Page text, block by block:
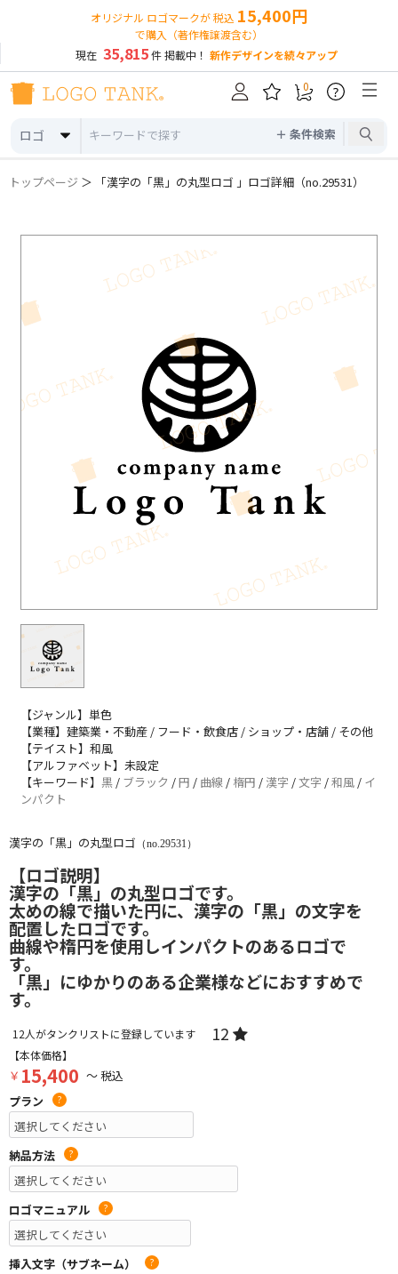
オリジナル ロゴマークが 税込 15,400円
で購入（著作権譲渡含む）
現在 35,815件 掲載中！ 新作デザインを続々アップ
ロゴ ＋ 条件検索
0 ?
トップページ ＞ 「漢字の「黒」の丸型ロゴ 」ロゴ詳細（no.29531）
【ジャンル】単色
【業種】建築業・不動産 / フード・飲食店 / ショップ・店舗 / その他
【テイスト】和風
【アルファベット】未設定
【キーワード】 黒 / ブラック /円 / 曲線 / 楕円 / 漢字 /文字 /和風 / イ
ンパクト
漢字の「黒」の丸型ロゴ （no.29531）
【ロゴ説明】
漢字の「黒」の丸型ロゴです。
太めの線で描いた円に、漢字の「黒」の文字を
配置したロゴです。
曲線や楕円を使用しインパクトのあるロゴで
す。
「黒」にゆかりのある企業様などにおすすめで
す。
12人がタンクリストに登録しています 12
【本体価格】
￥ 15,400 ～ 税込
プラン
?
納品方法 ?
ロゴマニュアル ?
挿入文字（サブネーム） ?